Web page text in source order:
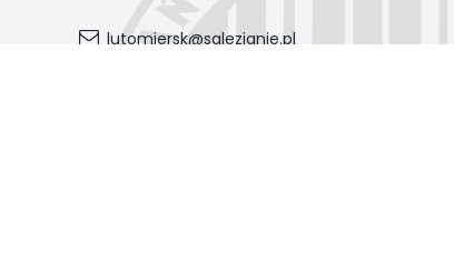
lutomiersk@salezjanie.pl